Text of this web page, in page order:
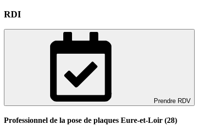
RDI
Prendre RDV
Professionnel de la pose de plaques Eure-et-Loir (28)